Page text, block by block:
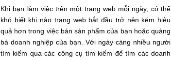
Khi bạn làm việc trên một trang web mỗi ngày, có thể
khó biết khi nào trang web bắt đầu trở nên kém hiệu
quả hơn trong việc bán sản phẩm của bạn hoặc quảng
bá doanh nghiệp của bạn. Với ngày càng nhiều người
tìm kiếm qua các công cụ tìm kiếm để tìm các doanh